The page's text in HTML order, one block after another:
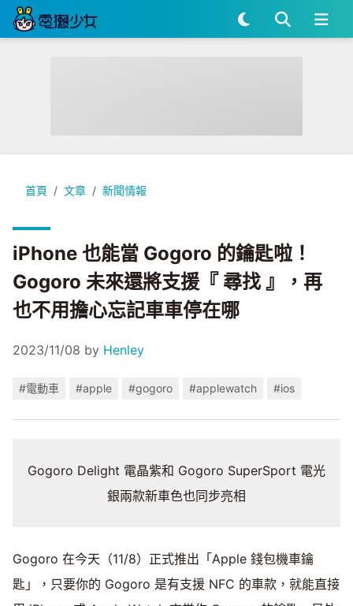
首頁 文章 新聞情報
iPhone 也能當 Gogoro 的鑰匙啦！Gogoro 未來還將支援『 尋
iPhone 也能當 Gogoro 的鑰匙啦！
Gogoro 未來還將支援『 尋找 』，再
也不用擔心忘記車車停在哪
2023/11/08 by Henley
#電動車 #apple #gogoro #applewatch #ios
Gogoro Delight 電晶紫和 Gogoro SuperSport 電光
銀兩款新車色也同步亮相
Gogoro 在今天（11/8）正式推出「Apple 錢包機車鑰
匙」，只要你的 Gogoro 是有支援 NFC 的車款，就能直接